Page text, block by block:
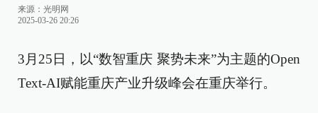
来源： 光明网
2025-03-26 20:26
3月25日，以“数智重庆 聚势未来”为主题的Open
Text-AI赋能重庆产业升级峰会在重庆举行。